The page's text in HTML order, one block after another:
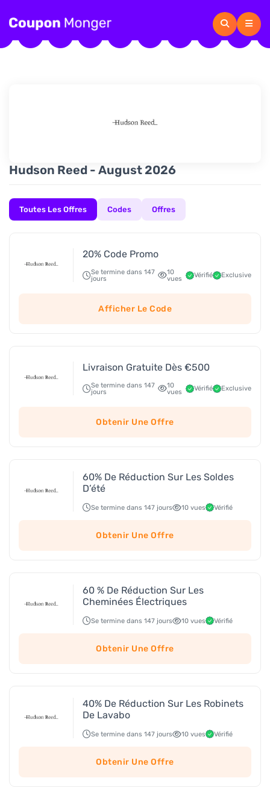
Hudson Reed - August 2026
Toutes Les Offres Codes Offres
20% Code Promo
Se termine dans 147
jours
10
vues
Vérifié Exclusive
Afficher Le Code
Livraison Gratuite Dès €500
Se termine dans 147
jours
10
vues
Vérifié Exclusive
Obtenir Une Offre
60% De Réduction Sur Les Soldes
D’été
Se termine dans 147 jours 10 vues Vérifié
Obtenir Une Offre
60 % De Réduction Sur Les
Cheminées Électriques
Se termine dans 147 jours 10 vues Vérifié
Obtenir Une Offre
40% De Réduction Sur Les Robinets
De Lavabo
Se termine dans 147 jours 10 vues Vérifié
Obtenir Une Offre